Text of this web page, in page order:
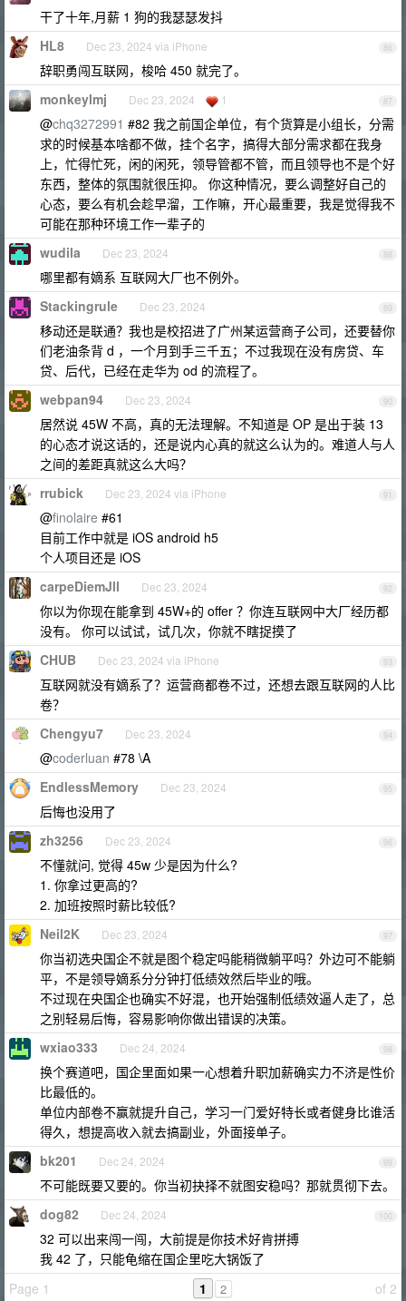
干了十年,月薪 1 狗的我瑟瑟发抖
86
HL8 Dec 23, 2024 via iPhone
辞职勇闯互联网，梭哈 450 就完了。
87
monkeylmj Dec 23, 2024 1
@chq3272991 #82 我之前国企单位，有个货算是小组长，分需
求的时候基本啥都不做，挂个名字，搞得大部分需求都在我身
上，忙得忙死，闲的闲死，领导管都不管，而且领导也不是个好
东西，整体的氛围就很压抑。 你这种情况，要么调整好自己的
心态，要么有机会趁早溜，工作嘛，开心最重要，我是觉得我不
可能在那种环境工作一辈子的
88
wudila Dec 23, 2024
哪里都有嫡系 互联网大厂也不例外。
89
Stackingrule Dec 23, 2024
移动还是联通？我也是校招进了广州某运营商子公司，还要替你
们老油条背 d ，一个月到手三千五；不过我现在没有房贷、车
贷、后代，已经在走华为 od 的流程了。
90
webpan94 Dec 23, 2024
居然说 45W 不高，真的无法理解。不知道是 OP 是出于装 13
的心态才说这话的，还是说内心真的就这么认为的。难道人与人
之间的差距真就这么大吗？
91
rrubick Dec 23, 2024 via iPhone
@finolaire #61
目前工作中就是 iOS android h5
个人项目还是 iOS
92
carpeDiemJll Dec 23, 2024
你以为你现在能拿到 45W+的 offer ？你连互联网中大厂经历都
没有。 你可以试试，试几次，你就不瞎捉摸了
93
CHUB Dec 23, 2024 via iPhone
互联网就没有嫡系了？运营商都卷不过，还想去跟互联网的人比
卷？
94
Chengyu7 Dec 23, 2024
@coderluan #78 \A
95
EndlessMemory Dec 23, 2024
后悔也没用了
96
zh3256 Dec 23, 2024
不懂就问, 觉得 45w 少是因为什么?
1. 你拿过更高的?
2. 加班按照时薪比较低?
97
Neil2K Dec 23, 2024
你当初选央国企不就是图个稳定吗能稍微躺平吗？外边可不能躺
平，不是领导嫡系分分钟打低绩效然后毕业的哦。
不过现在央国企也确实不好混，也开始强制低绩效逼人走了，总
之别轻易后悔，容易影响你做出错误的决策。
98
wxiao333 Dec 24, 2024
换个赛道吧，国企里面如果一心想着升职加薪确实力不济是性价
比最低的。
单位内部卷不赢就提升自己，学习一门爱好特长或者健身比谁活
得久，想提高收入就去搞副业，外面接单子。
99
bk201 Dec 24, 2024
不可能既要又要的。你当初抉择不就图安稳吗？那就贯彻下去。
100
dog82 Dec 24, 2024
32 可以出来闯一闯，大前提是你技术好肯拼搏
我 42 了，只能龟缩在国企里吃大锅饭了
Page 1
of 2
1 2